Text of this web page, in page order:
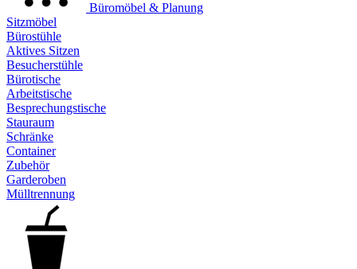
Büromöbel & Planung
Sitzmöbel
Bürostühle
Aktives Sitzen
Besucherstühle
Bürotische
Arbeitstische
Besprechungstische
Stauraum
Schränke
Container
Zubehör
Garderoben
Mülltrennung